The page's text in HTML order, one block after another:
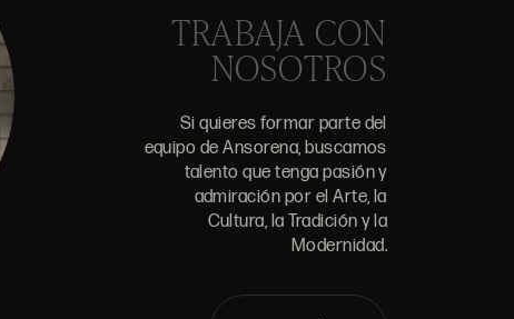
TRABAJA CON
NOSOTROS
Si quieres formar parte del
equipo de Ansorena, buscamos
talento que tenga pasión y
admiración por el Arte, la
Cultura, la Tradición y la
Modernidad.